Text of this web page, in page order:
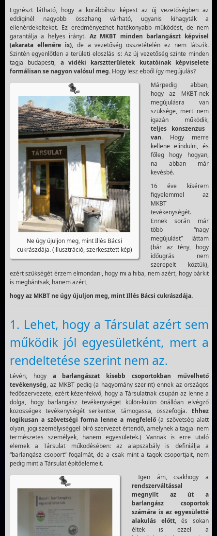
Egyrészt látható, hogy a korábbihoz képest az új vezetőségben az
eddiginél nagyobb összhang várható, ugyanis kihagyták a
ellenérdekelteket. Ez eredményezhet hatékonyabb működést, de nem
garantálja a helyes irányt. Az MKBT minden barlangászt képvisel
(akarata ellenére is), de a vezetőség összetételén ez nem látszik.
Szintén egyenlőtlen a területi eloszlás is: Az új vezetőség szinte minden
tagja budapesti, a vidéki karsztterületek kutatóinak képviselete
formálisan se nagyon valósul meg. Hogy lesz ebből így megújulás?
Ne úgy újuljon meg, mint Illés Bácsi
cukrászdája. (illusztráció, szerkesztett kép)
Márpedig abban,
hogy az MKBT-nek
megújulásra van
szüksége, mert nem
igazán működik,
teljes konszenzus
van. Hogy merre
kellene elindulni, és
főleg hogy hogyan,
na abban már
kevésbé.
16 éve kísérem
figyelemmel az
MKBT
tevékenységét.
Ennek során már
több “nagy
megújulást” láttam
(bár az tény, hogy
időugrás nem
szerepelt köztük),
ezért szükségét érzem elmondani, hogy mi a hiba, nem azért, hogy bárkit
is megbántsak, hanem azért,
hogy az MKBT ne úgy újuljon meg, mint Illés Bácsi cukrászdája.
1. Lehet, hogy a Társulat azért sem
működik jól egyesületként, mert a
rendeltetése szerint nem az.
Lévén, hogy a barlangászat kisebb csoportokban művelhető
tevékenység, az MKBT pedig (a hagyomány szerint) ennek az országos
fedőszervezete, ezért kézenfekvő, hogy a Társulatnak csupán az lenne a
dolga, hogy barlangász tevékenységet külön-külön önállóan elvégző
közösségek tevékenységét serkentse, támogassa, összefogja. Ehhez
logikusan a szövetségi forma lenne a megfelelő(a szövetség alatt
olyan, jogi személyiséggel bíró szervezet értendő, amelynek a tagjai nem
természetes személyek, hanem egyesületek.) Vannak is erre utaló
elemek a Társulat működésében: az alapszabály is definiálja a
“barlangász csoport” fogalmát, de a csak mint a tagok csoportjait, nem
pedig mint a Társulat építőelemeit.
Igen ám, csakhogy a
rendszerváltással
megnyílt az út a
barlangász csoportok
számára is az egyesületté
alakulás előtt, és sokan
éltek is ezzel a